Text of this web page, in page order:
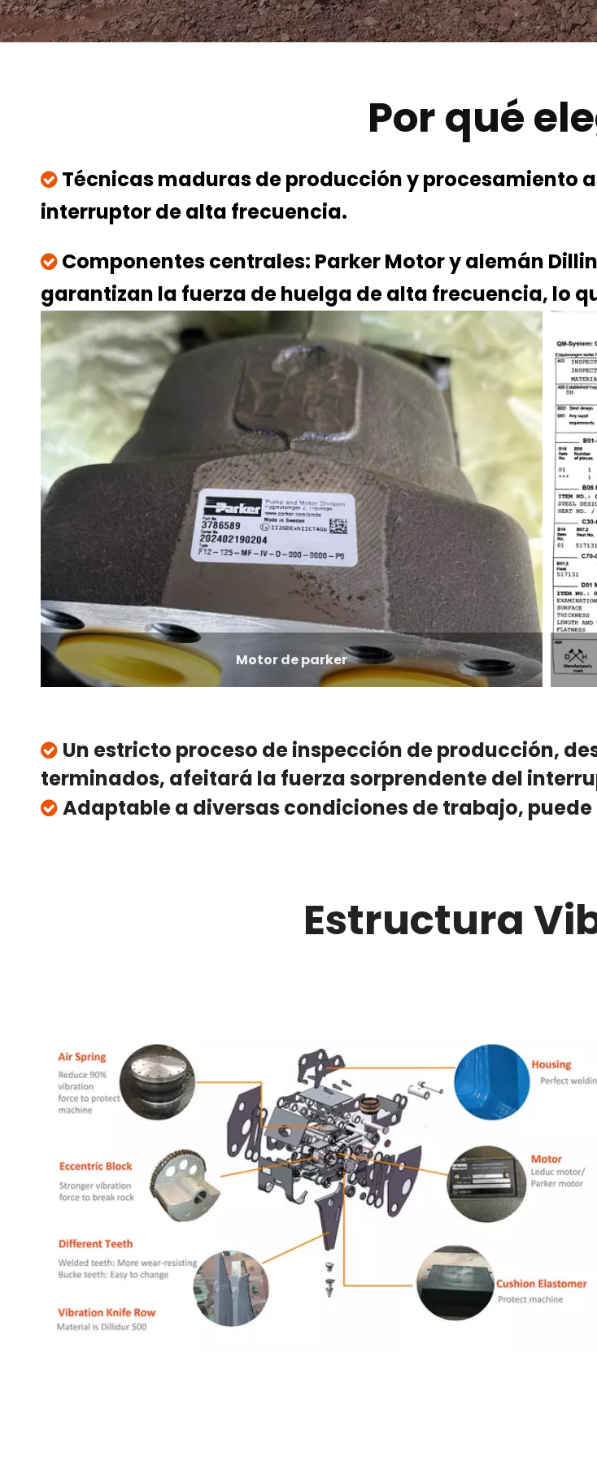
Por qué
 Técnicas maduras de producción y procesamiento
interruptor de alta frecuencia.
 Componentes centrales: Parker Motor y alemán
garantizan la fuerza de huelga de alta frecuencia, lo
Motor de parker
 Un estricto proceso de inspección de producción,
terminados, afeitará la fuerza sorprendente del
 Adaptable a diversas condiciones de trabajo,
Estructura